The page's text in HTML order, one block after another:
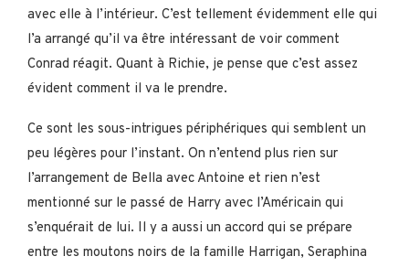
avec elle à l’intérieur. C’est tellement évidemment elle qui
l’a arrangé qu’il va être intéressant de voir comment
Conrad réagit. Quant à Richie, je pense que c’est assez
évident comment il va le prendre.
Ce sont les sous-intrigues périphériques qui semblent un
peu légères pour l’instant. On n’entend plus rien sur
l’arrangement de Bella avec Antoine et rien n’est
mentionné sur le passé de Harry avec l’Américain qui
s’enquérait de lui. Il y a aussi un accord qui se prépare
entre les moutons noirs de la famille Harrigan, Seraphina